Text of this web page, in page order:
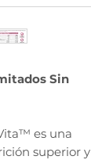
Sin
es una
superior y